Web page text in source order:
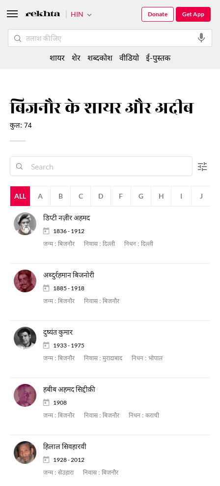
बिजनौर के शायर और अदीब
कुल: 74
ALL A B C D F G H I J
डिप्टी नज़ीर अहमद
1836 - 1912
जन्म : बिजनौर निवास : दिल्ली निधन : दिल्ली
अब्दुर्रहमान बिजनोरी
1885 - 1918
जन्म : बिजनौर निवास : बिजनौर
दुष्यंत कुमार
1933 - 1975
जन्म : बिजनौर निवास : मुरादाबाद निधन : भोपाल
हबीब अहमद सिद्दीक़ी
1908
जन्म : बिजनौर निवास : बिजनौर निधन : कराची
हिलाल सिवहारवी
1928 - 2012
जन्म : सेउहारा निवास : बिजनौर
HIN Get App
Donate
शायर शेर शब्दकोश वीडियो ई-पुस्तक